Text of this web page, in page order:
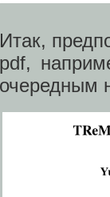
Итак,
pdf,
очередным